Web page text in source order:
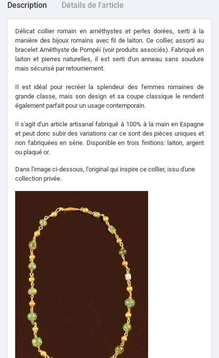
Description Détails de l'article
Délicat collier romain en améthystes et perles dorées, serti à la
manière des bijoux romains avec fil de laiton. Ce collier, assorti au
bracelet Améthyste de Pompéi (voir produits associés). Fabriqué en
laiton et pierres naturelles, il est serti d'un anneau sans soudure
mais sécurisé par retournement.
Il est idéal pour recréer la splendeur des femmes romaines de
grande classe, mais son design et sa coupe classique le rendent
également parfait pour un usage contemporain.
Il s'agit d'un article artisanal fabriqué à 100% à la main en Espagne
et peut donc subir des variations car ce sont des pièces uniques et
non fabriquées en série. Disponible en trois finitions: laiton, argent
ou plaqué or.
Dans l'image ci-dessous, l'original qui inspire ce collier, issu d'une
collection privée.